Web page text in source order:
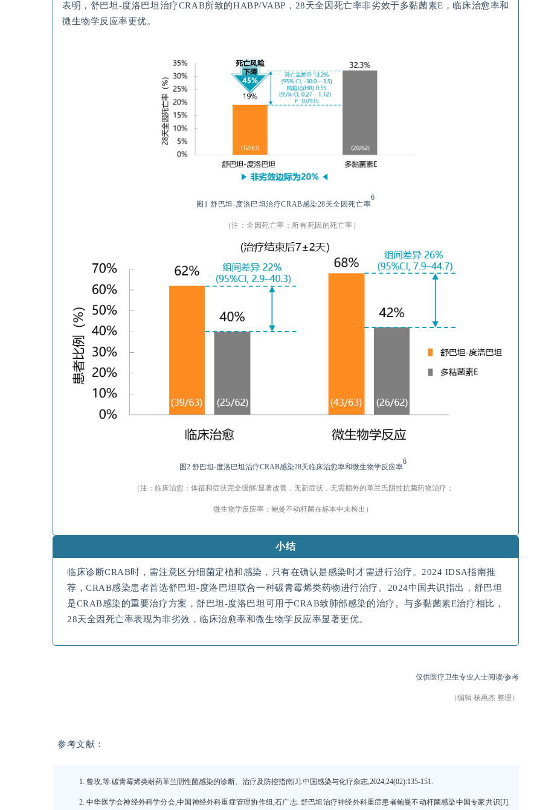
表明，舒巴坦-度洛巴坦治疗CRAB所致的HABP/VABP，28天全因死亡率非劣效于多黏菌素E，临床治愈率和
微生物学反应率更优。
图 1 舒巴坦-度洛巴坦治疗CRAB感染28天全因死亡率
6
（注：全因死亡率：所有死因的死亡率）
图2 舒巴坦-度洛巴坦治疗CRAB感染28天临床治愈率和微生物学反应率
6
（注：临床治愈：体征和症状完全缓解/显著改善，无新症状，无需额外的革兰氏阴性抗菌药物治疗；
微生物学反应率：鲍曼不动杆菌在标本中未检出）
小结
临床诊断CRAB时，需注意区分细菌定植和感染，只有在确认是感染时才需进行治疗。2024 IDSA指南推
荐，CRAB感染患者首选舒巴坦-度洛巴坦联合一种碳青霉烯类药物进行治疗。2024中国共识指出，舒巴坦
是CRAB感染的重要治疗方案，舒巴坦-度洛巴坦可用于CRAB致肺部感染的治疗。与多黏菌素E治疗相比，
28天全因死亡率表现为非劣效，临床治愈率和微生物学反应率显著更优。
仅供医疗卫生专业人士阅读/参考
（编辑 杨惠杰 整理）
参考文献：
1. 曾玫,等.碳青霉烯类耐药革兰阴性菌感染的诊断、治疗及防控指南[J].中国感染与化疗杂志,2024,24(02):135-151.
2. 中华医学会神经外科学分会,中国神经外科重症管理协作组,石广志. 舒巴坦治疗神经外科重症患者鲍曼不动杆菌感染中国专家共识[J].